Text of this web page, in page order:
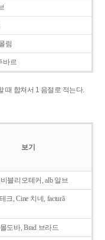
림
바르
때 합쳐서 1 음절로 적는다.
보기
비블리오테커, alb 알브
크, Cine 치네, facturǎ
도바, Brad 브라드